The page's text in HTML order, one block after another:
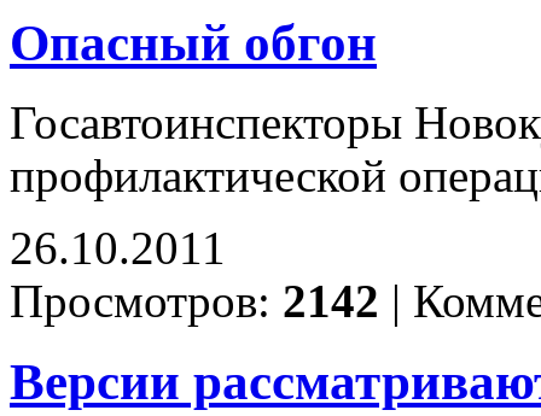
Опасный обгон
Госавтоинспекторы
профилактической
26.10.2011
Просмотров: 2142 |
Версии